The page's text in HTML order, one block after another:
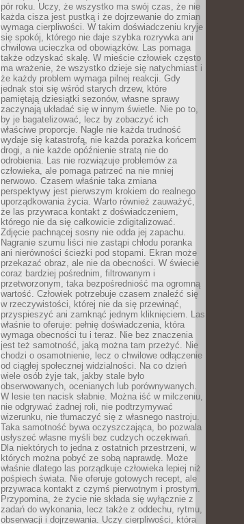
pór roku. Uczy, że wszystko ma swój czas, że nie
każda cisza jest pustką i że dojrzewanie do zmian
wymaga cierpliwości. W takim doświadczeniu kryje
się spokój, którego nie daje szybka rozrywka ani
chwilowa ucieczka od obowiązków. Las pomaga
także odzyskać skalę. W mieście człowiek często
ma wrażenie, że wszystko dzieje się natychmiast i
że każdy problem wymaga pilnej reakcji. Gdy
jednak stoi się wśród starych drzew, które
pamiętają dziesiątki sezonów, własne sprawy
zaczynają układać się w innym świetle. Nie po to,
by je bagatelizować, lecz by zobaczyć ich
właściwe proporcje. Nagle nie każda trudność
wydaje się katastrofą, nie każda porażka końcem
drogi, a nie każde opóźnienie stratą nie do
odrobienia. Las nie rozwiązuje problemów za
człowieka, ale pomaga patrzeć na nie mniej
nerwowo. Czasem właśnie taka zmiana
perspektywy jest pierwszym krokiem do realnego
uporządkowania życia. Warto również zauważyć,
że las przywraca kontakt z doświadczeniem,
którego nie da się całkowicie zdigitalizować.
Zdjęcie pachnącej sosny nie odda jej zapachu.
Nagranie szumu liści nie zastąpi chłodu poranka
ani nierówności ścieżki pod stopami. Ekran może
przekazać obraz, ale nie da obecności. W świecie
coraz bardziej pośrednim, filtrowanym i
przetworzonym, taka bezpośredniość ma ogromną
wartość. Człowiek potrzebuje czasem znaleźć się
w rzeczywistości, której nie da się przewinąć,
przyspieszyć ani zamknąć jednym kliknięciem. Las
właśnie to oferuje: pełnię doświadczenia, która
wymaga obecności tu i teraz. Nie bez znaczenia
jest też samotność, jaką można tam przeżyć. Nie
chodzi o osamotnienie, lecz o chwilowe odłączenie
od ciągłej społecznej widzialności. Na co dzień
wiele osób żyje tak, jakby stale było
obserwowanych, ocenianych lub porównywanych.
W lesie ten nacisk słabnie. Można iść w milczeniu,
nie odgrywać żadnej roli, nie podtrzymywać
wizerunku, nie tłumaczyć się z własnego nastroju.
Taka samotność bywa oczyszczająca, bo pozwala
usłyszeć własne myśli bez cudzych oczekiwań.
Dla niektórych to jedna z ostatnich przestrzeni, w
których można pobyć ze sobą naprawdę. Może
właśnie dlatego las porządkuje człowieka lepiej niż
pośpiech świata. Nie oferuje gotowych recept, ale
przywraca kontakt z czymś pierwotnym i prostym.
Przypomina, że życie nie składa się wyłącznie z
zadań do wykonania, lecz także z oddechu, rytmu,
obserwacji i dojrzewania. Uczy cierpliwości, która